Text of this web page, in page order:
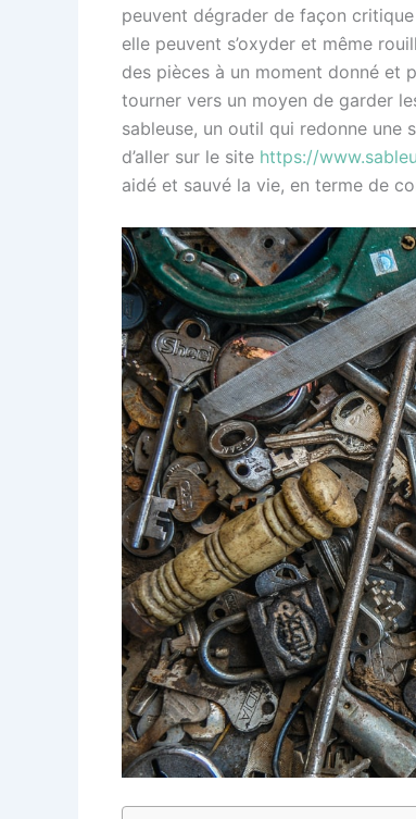
peuvent dégrader de façon
elle peuvent s’oxyder et même
des pièces à un moment donné et
tourner vers un moyen de garder
sableuse, un outil qui redonne une
d’aller sur le site https://
aidé et sauvé la vie, en terme de